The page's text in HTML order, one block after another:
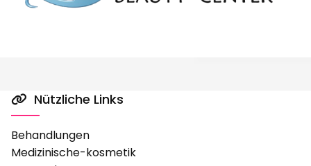
 Nützliche Links
Behandlungen
Medizinische-kosmetik